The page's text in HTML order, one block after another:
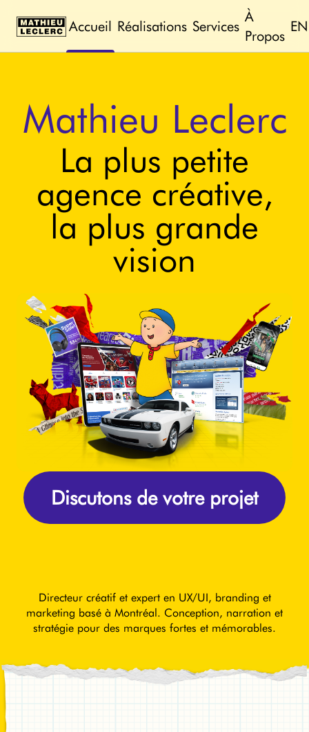
Accueil Réalisations Services
À
Propos
EN
Mathieu Leclerc
La plus petite
agence créative,
la plus grande
vision
Discutons de votre projet
Directeur créatif et expert en UX/UI, branding et
marketing basé à Montréal. Conception, narration et
stratégie pour des marques fortes et mémorables.